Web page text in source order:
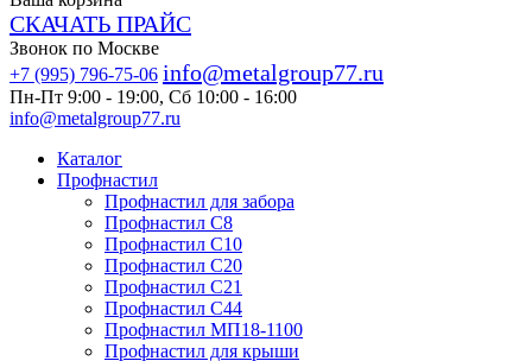
СКАЧАТЬ ПРАЙС
Звонок по Москве
+7 (995) 796-75-06 info@metalgroup77.ru
Пн-Пт 9:00 - 19:00, Сб 10:00 - 16:00
info@metalgroup77.ru
Каталог
Профнастил
Профнастил для забора
Профнастил С8
Профнастил С10
Профнастил С20
Профнастил С21
Профнастил С44
Профнастил МП18-1100
Профнастил для крыши